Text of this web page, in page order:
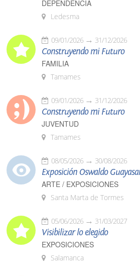
DEPENDENCIA
Ledesma
09/01/2026 31/12/2026
Construyendo mi Futuro
FAMILIA
Tamames
09/01/2026 31/12/2026
Construyendo mi Futuro
JUVENTUD
Tamames
08/05/2026 30/08/2026
Exposición Oswaldo
ARTE / EXPOSICIONES
Santa Marta de Tormes
05/06/2026 31/03/2027
Visibilizar lo elegido
EXPOSICIONES
Salamanca